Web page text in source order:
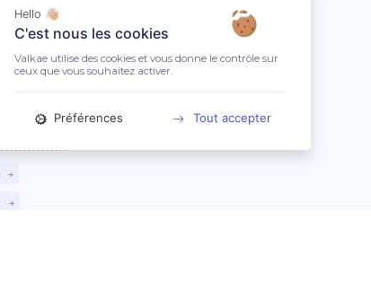
Hello 👋🏼
C'est nous les cookies
Valkae utilise des cookies et vous donne le contrôle sur
ceux que vous souhaitez activer.
Préférences Tout accepter